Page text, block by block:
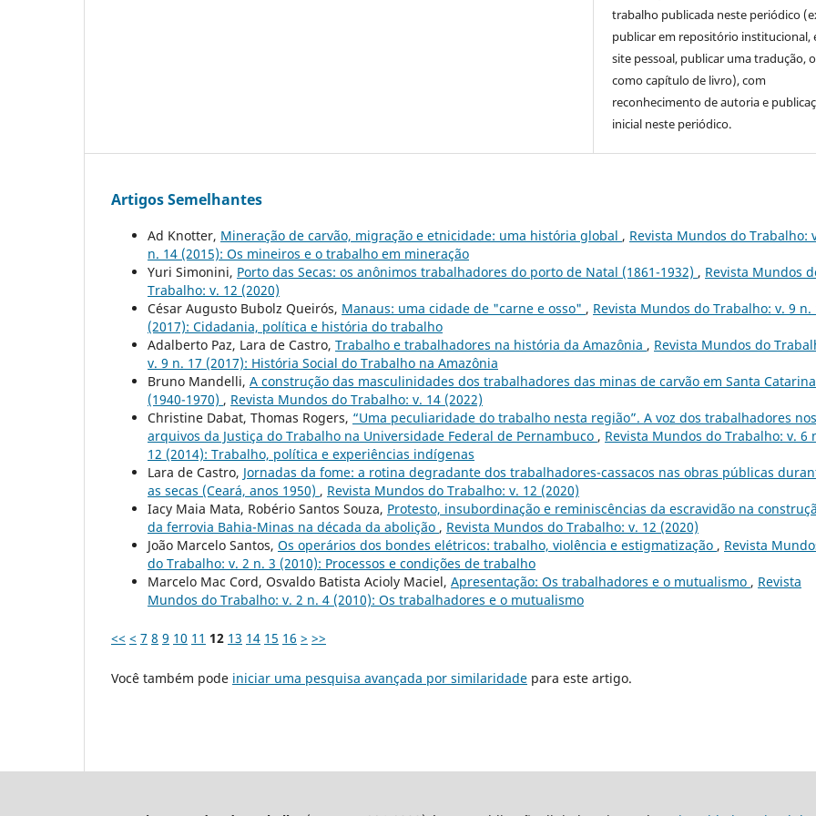
trabalho publicada neste periódico
publicar em repositório institucional,
site pessoal, publicar uma tradução,
como capítulo de livro), com
reconhecimento de autoria e
inicial neste periódico.
Artigos Semelhantes
Ad Knotter, Mineração de carvão, migração e etnicidade: uma história global , Revista Mundos do Trabalho:
n. 14 (2015): Os mineiros e o trabalho em mineração
Yuri Simonini, Porto das Secas: os anônimos trabalhadores do porto de Natal (1861-1932) , Revista Mundos
Trabalho: v. 12 (2020)
César Augusto Bubolz Queirós, Manaus: uma cidade de "carne e osso" , Revista Mundos do Trabalho: v. 9 n.
(2017): Cidadania, política e história do trabalho
Adalberto Paz, Lara de Castro, Trabalho e trabalhadores na história da Amazônia , Revista Mundos do
v. 9 n. 17 (2017): História Social do Trabalho na Amazônia
Bruno Mandelli, A construção das masculinidades dos trabalhadores das minas de carvão em Santa Catarina
(1940-1970) , Revista Mundos do Trabalho: v. 14 (2022)
Christine Dabat, Thomas Rogers, “Uma peculiaridade do trabalho nesta região”. A voz dos trabalhadores nos
arquivos da Justiça do Trabalho na Universidade Federal de Pernambuco , Revista Mundos do Trabalho: v. 6
12 (2014): Trabalho, política e experiências indígenas
Lara de Castro, Jornadas da fome: a rotina degradante dos trabalhadores-cassacos nas obras públicas
as secas (Ceará, anos 1950) , Revista Mundos do Trabalho: v. 12 (2020)
Iacy Maia Mata, Robério Santos Souza, Protesto, insubordinação e reminiscências da escravidão na
da ferrovia Bahia-Minas na década da abolição , Revista Mundos do Trabalho: v. 12 (2020)
João Marcelo Santos, Os operários dos bondes elétricos: trabalho, violência e estigmatização , Revista
do Trabalho: v. 2 n. 3 (2010): Processos e condições de trabalho
Marcelo Mac Cord, Osvaldo Batista Acioly Maciel, Apresentação: Os trabalhadores e o mutualismo , Revista
Mundos do Trabalho: v. 2 n. 4 (2010): Os trabalhadores e o mutualismo
<< < 7 8 9 10 11 12 13 14 15 16 > >>
Você também pode iniciar uma pesquisa avançada por similaridade para este artigo.